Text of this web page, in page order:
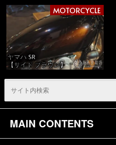
MOTORCYCLE
ヤマハ SR
【サイド ブラウン】
MAIN CONTENTS